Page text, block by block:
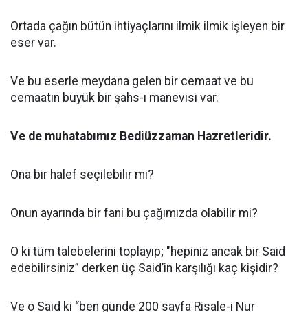
Ortada çağın bütün ihtiyaçlarını ilmik ilmik işleyen bir
eser var.
Ve bu eserle meydana gelen bir cemaat ve bu
cemaatın büyük bir şahs-ı manevisi var.
Ve de muhatabımız Bediüzzaman Hazretleridir.
Ona bir halef seçilebilir mi?
Onun ayarında bir fani bu çağımızda olabilir mi?
O ki tüm talebelerini toplayıp; "hepiniz ancak bir Said
edebilirsiniz” derken üç Said’in karşılığı kaç kişidir?
Ve o Said ki “ben günde 200 sayfa Risale-i Nur